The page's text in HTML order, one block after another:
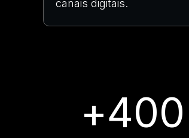
canais digitais.
+400